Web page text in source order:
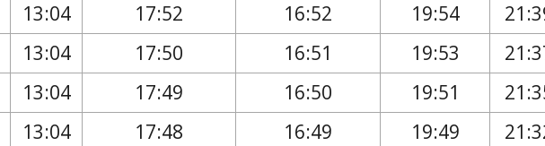
13:04 17:52 16:52 19:54
13:04 17:50 16:51 19:53
13:04 17:49 16:50 19:51
13:04 17:48 16:49 19:49